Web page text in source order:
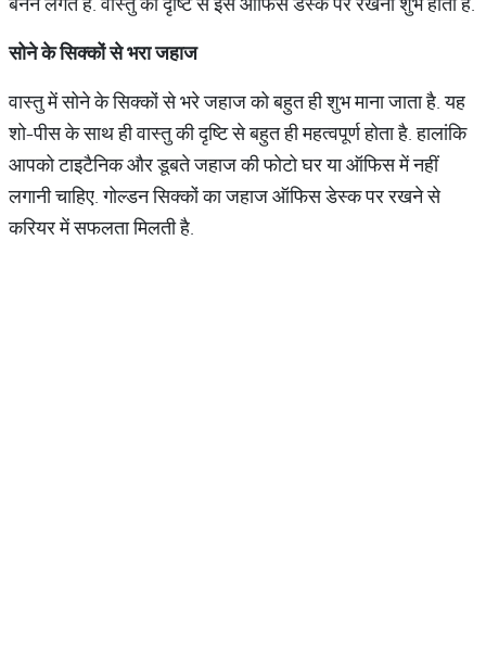
सोनेकेसिक्कोंसेभराजहाज
वास्तु में सोने के सिक्कों से भरे जहाज को बहुत ही शुभ माना जाता है. यह
शो-पीस के साथ ही वास्तु की दृष्टि से बहुत ही महत्वपूर्ण होता है. हालांकि
आपको टाइटैनिक और डूबते जहाज की फोटो घर या ऑफिस में नहीं
लगानी चाहिए. गोल्डन सिक्कों का जहाज ऑफिस डेस्क पर रखने से
करियर में सफलता मिलती है.